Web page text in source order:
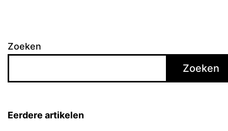
Zoeken
Zoeken
Eerdere artikelen